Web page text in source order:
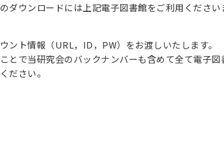
ダウンロードには上記電子図書館をご利用ください
ント情報（URL，ID，PW）をお渡しいたします。
とで当研究会のバックナンバーも含めて全て電子
ださい。